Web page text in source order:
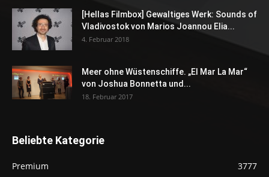
[Hellas Filmbox] Gewaltiges Werk: Sounds of
Vladivostok von Marios Joannou Elia...
4. Februar 2018
Meer ohne Wüstenschiffe. „El Mar La Mar“
von Joshua Bonnetta und...
18. Februar 2017
Beliebte Kategorie
Premium
3777